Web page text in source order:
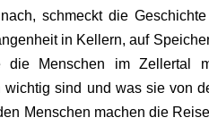
schmeckt die
in Kellern, auf
die Menschen im Zellertal
wichtig sind und was sie von
Menschen machen die